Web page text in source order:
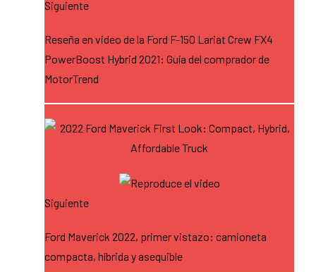
Siguiente
Reseña en video de la Ford F-150 Lariat Crew FX4
PowerBoost Hybrid 2021: Guía del comprador de
MotorTrend
Siguiente
Ford Maverick 2022, primer vistazo: camioneta
compacta, híbrida y asequible